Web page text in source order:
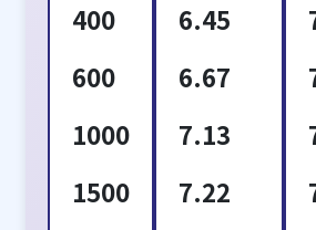
400
600
1000
1500
6.45
6.67
7.13
7.22